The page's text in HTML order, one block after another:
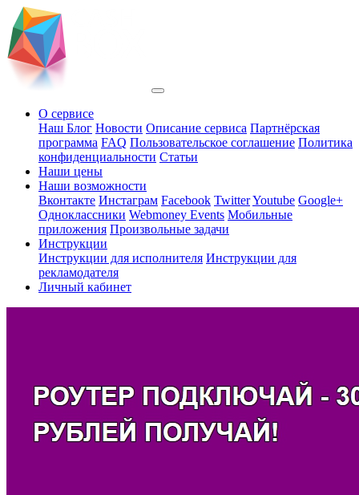
О сервисе
Наш Блог Новости Описание сервиса Партнёрская
программа FAQ Пользовательское соглашение Политика
конфиденциальности Статьи
Наши цены
Наши возможности
Вконтакте Инстаграм Facebook TwitterYoutube Google+
Одноклассники Webmoney Events Мобильные
приложения Произвольные задачи
Инструкции
Инструкции для исполнителя Инструкции для
рекламодателя
Личный кабинет